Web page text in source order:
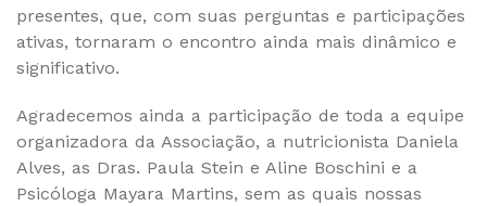
presentes, que, com suas perguntas e participações
ativas, tornaram o encontro ainda mais dinâmico e
significativo.
Agradecemos ainda a participação de toda a equipe
organizadora da Associação, a nutricionista Daniela
Alves, as Dras. Paula Stein e Aline Boschini e a
Psicóloga Mayara Martins, sem as quais nossas